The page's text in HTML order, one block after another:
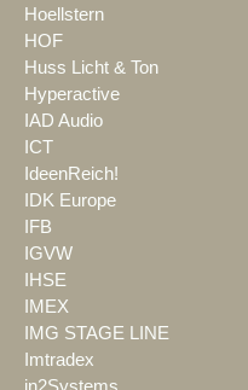
Hoellstern
HOF
Huss Licht & Ton
Hyperactive
IAD Audio
ICT
IdeenReich!
IDK Europe
IFB
IGVW
IHSE
IMEX
IMG STAGE LINE
Imtradex